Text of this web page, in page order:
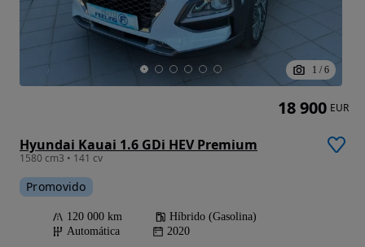
1 / 6
Hyundai Kauai 1.6 GDi HEV Premium
1580 cm3 • 141 cv
Promovido
120 000 km
Híbrido (Gasolina)
Automática
2020
18 900 EUR